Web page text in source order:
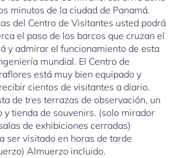
minutos de la ciudad de Panamá.
del Centro de Visitantes usted podrá
el paso de los barcos que cruzan el
y admirar el funcionamiento de esta
mundial. El Centro de
está muy bien equipado y
cientos de visitantes a diario.
de tres terrazas de observación, un
y tienda de souvenirs. (solo mirador
de exhibiciones cerradas)
ser visitado en horas de tarde
Almuerzo incluido.